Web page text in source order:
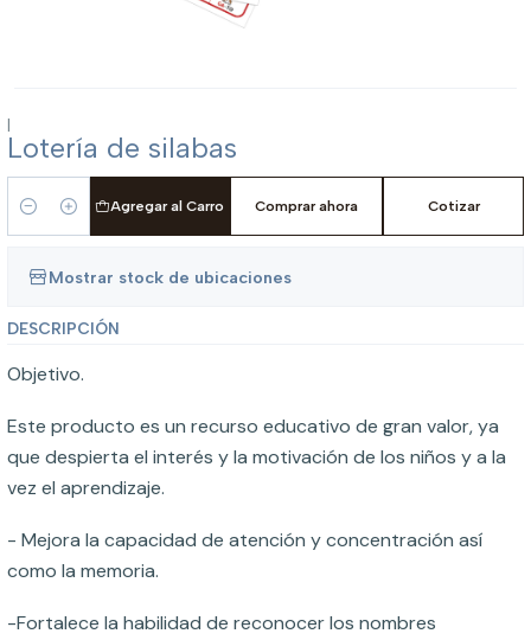
|
Lotería de silabas
Cantidad
Agregar al Carro Comprar ahora Cotizar
Mostrar stock de ubicaciones
DESCRIPCIÓN
Objetivo.
Este producto es un recurso educativo de gran valor, ya
que despierta el interés y la motivación de los niños y a la
vez el aprendizaje.
- Mejora la capacidad de atención y concentración así
como la memoria.
-Fortalece la habilidad de reconocer los nombres